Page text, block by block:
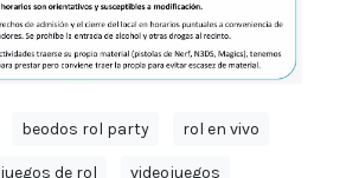
beodos rol party rol en vivo
juegos de rol videojuegos